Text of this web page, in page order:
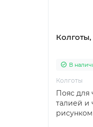
В
Колготы
Пояс для
талией и